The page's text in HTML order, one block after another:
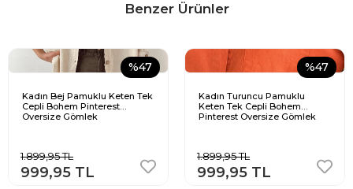
Benzer Ürünler
%47
Kadın Bej Pamuklu Keten Tek
Cepli Bohem Pinterest
Oversize Gömlek
1.899,95 TL
999,95 TL
%47
Kadın Turuncu Pamuklu
Keten Tek Cepli Bohem
Pinterest Oversize Gömlek
1.899,95 TL
999,95 TL